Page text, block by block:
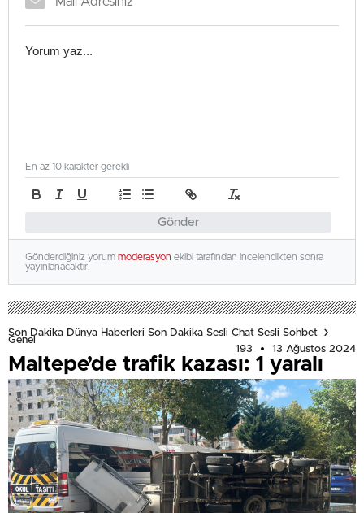
Gönder
En az 10 karakter gerekli
Gönderdiğiniz yorum moderasyon ekibi tarafından incelendikten sonra
yayınlanacaktır.
Son Dakika Dünya Haberleri Son Dakika Sesli Chat Sesli Sohbet
Genel
193
13 Ağustos 2024
Maltepe’de trafik kazası: 1 yaralı